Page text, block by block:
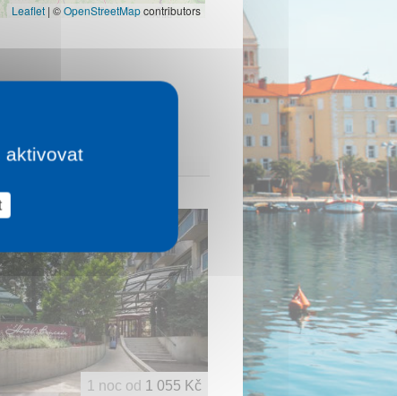
Leaflet | ©OpenStreetMapcontributors
1 noc od 1 055 Kč
aktivovat